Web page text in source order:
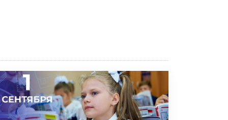
сотрудничестве
Депутаты призвали не отклонять
дипломы только из-за не пройденного
антиплагиата
5 ИЮНЯ /ЧТО ПРОИСХОДИТ?